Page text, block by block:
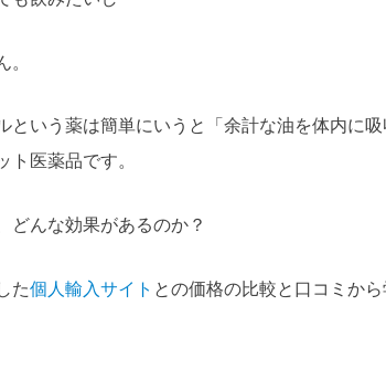
。
という薬は簡単にいうと「余計な油を体内に
ト医薬品です。
どんな効果があるのか？
た個人輸入サイト との価格の比較と口コミから